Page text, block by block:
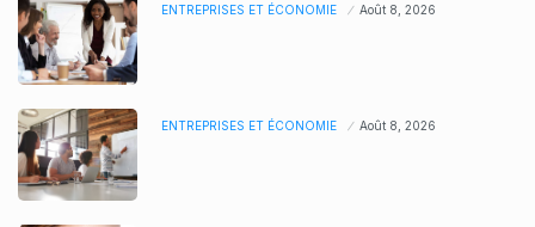
ENTREPRISES ET ÉCONOMIE Août 8, 2026
ENTREPRISES ET ÉCONOMIE Août 8, 2026